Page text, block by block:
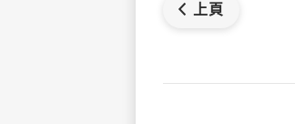
上頁